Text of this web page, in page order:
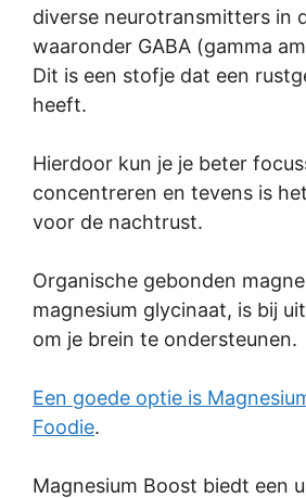
diverse neurotransmitters in
waaronder GABA (gamma
Dit is een stofje dat een
heeft.
Hierdoor kun je je beter
concentreren en tevens is
voor de nachtrust.
Organische gebonden
magnesium glycinaat, is bij
om je brein te ondersteunen.
Een goede optie is
Foodie.
Magnesium Boost biedt een